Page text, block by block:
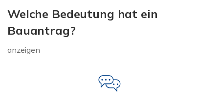
Welche Bedeutung hat ein
Bauantrag?
anzeigen